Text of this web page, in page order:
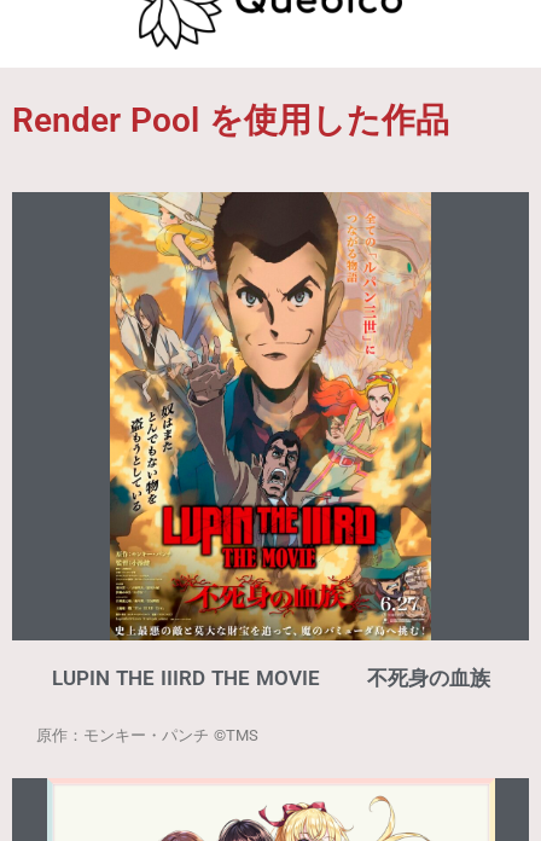
Render Pool を使用した作品
LUPIN THE IIIRD THE MOVIE 不死身の血族
原作：モンキー・パンチ ©TMS